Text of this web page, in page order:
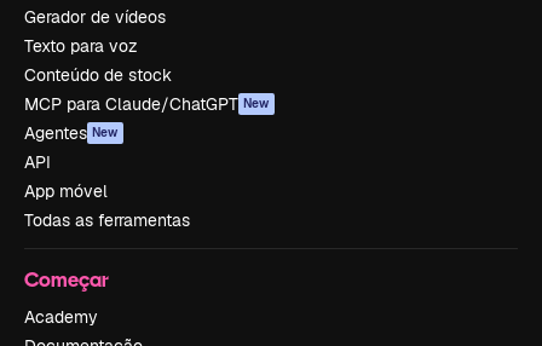
Gerador de vídeos
Texto para voz
Conteúdo de stock
MCP para Claude/ChatGPT New
Agentes New
API
App móvel
Todas as ferramentas
Começar
Academy